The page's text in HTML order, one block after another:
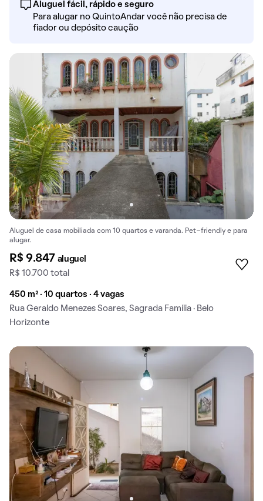
Aluguel fácil, rápido e seguro
Para alugar no QuintoAndar você não precisa de
fiador ou depósito caução
Aluguel de casa mobiliada com 10 quartos e varanda. Pet-friendly e para
alugar.
R$ 9.847 aluguel
R$ 10.700 total
450 m² · 10 quartos · 4 vagas
Rua Geraldo Menezes Soares, Sagrada Família · Belo
Horizonte